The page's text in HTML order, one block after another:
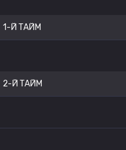
1-Й ТАЙМ
2-Й ТАЙМ